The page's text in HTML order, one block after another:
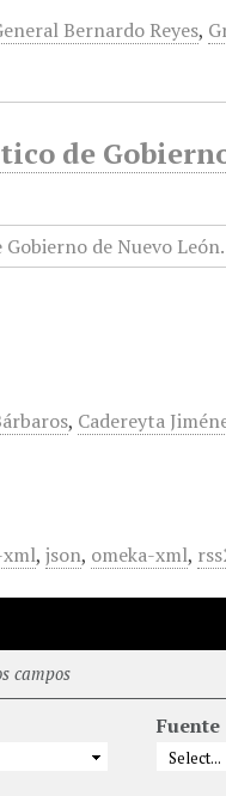
Bernardo Reyes,
de
, Cadereyta
xml,json, omeka-xml,
campos
Fuente